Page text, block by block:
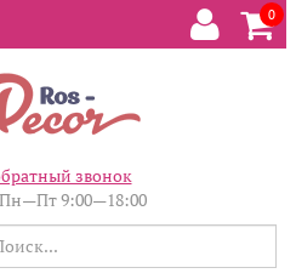
0
звонок
Пн—Пт 9:00—18:00